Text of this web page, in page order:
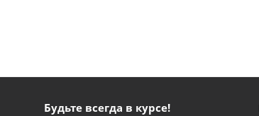
Будьте всегда в курсе!